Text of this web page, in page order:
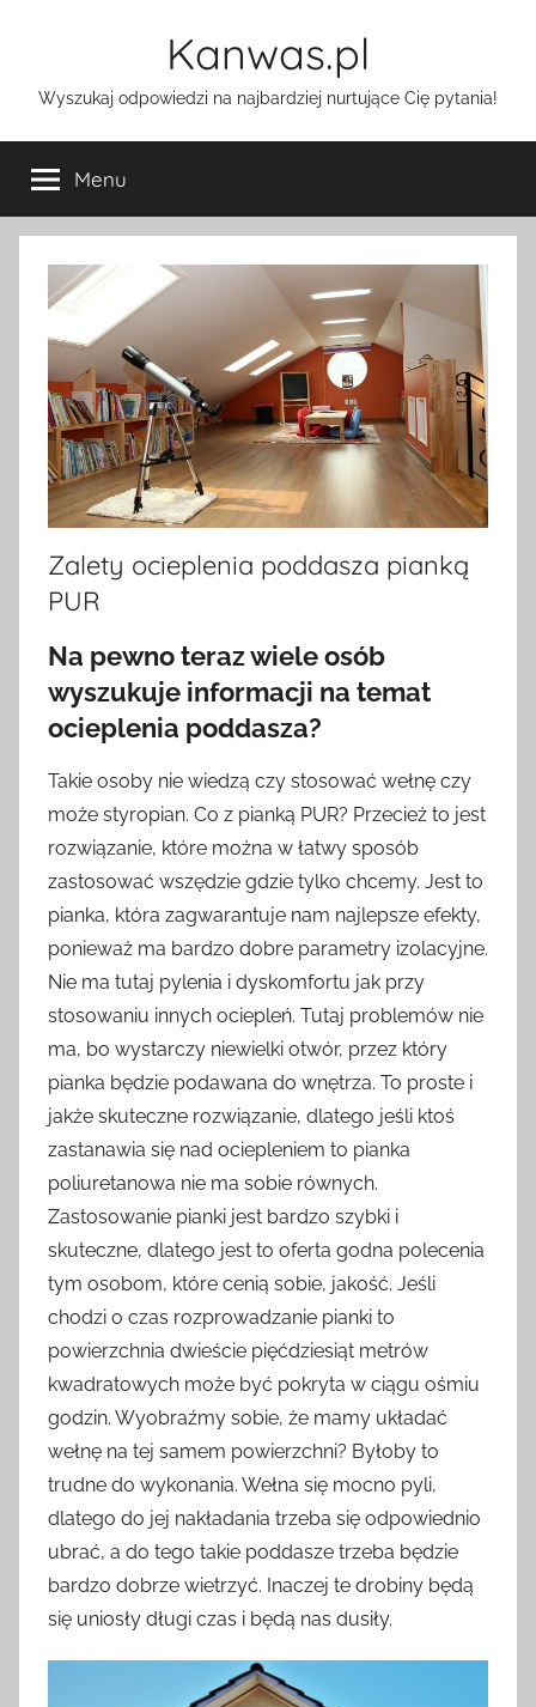
Kanwas.pl
Wyszukaj odpowiedzi na najbardziej nurtujące Cię pytania!
Menu
Zalety ocieplenia poddasza pianką
PUR
Na pewno teraz wiele osób
wyszukuje informacji na temat
ocieplenia poddasza?
Takie osoby nie wiedzą czy stosować wełnę czy
może styropian. Co z pianką PUR? Przecież to jest
rozwiązanie, które można w łatwy sposób
zastosować wszędzie gdzie tylko chcemy. Jest to
pianka, która zagwarantuje nam najlepsze efekty,
ponieważ ma bardzo dobre parametry izolacyjne.
Nie ma tutaj pylenia i dyskomfortu jak przy
stosowaniu innych ociepleń. Tutaj problemów nie
ma, bo wystarczy niewielki otwór, przez który
pianka będzie podawana do wnętrza. To proste i
jakże skuteczne rozwiązanie, dlatego jeśli ktoś
zastanawia się nad ociepleniem to pianka
poliuretanowa nie ma sobie równych.
Zastosowanie pianki jest bardzo szybki i
skuteczne, dlatego jest to oferta godna polecenia
tym osobom, które cenią sobie, jakość. Jeśli
chodzi o czas rozprowadzanie pianki to
powierzchnia dwieście pięćdziesiąt metrów
kwadratowych może być pokryta w ciągu ośmiu
godzin. Wyobraźmy sobie, że mamy układać
wełnę na tej samem powierzchni? Byłoby to
trudne do wykonania. Wełna się mocno pyli,
dlatego do jej nakładania trzeba się odpowiednio
ubrać, a do tego takie poddasze trzeba będzie
bardzo dobrze wietrzyć. Inaczej te drobiny będą
się uniosły długi czas i będą nas dusiły.